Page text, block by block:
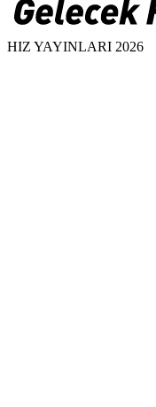
HIZ YAYINLARI 2026